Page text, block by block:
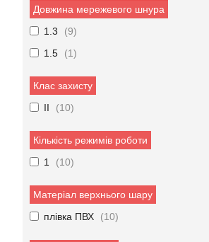
Довжина мережевого шнура
1.3
9
1.5
1
Клас захисту
II
10
Кількість режимів роботи
1
10
Матеріал верхнього шару
плівка ПВХ
10